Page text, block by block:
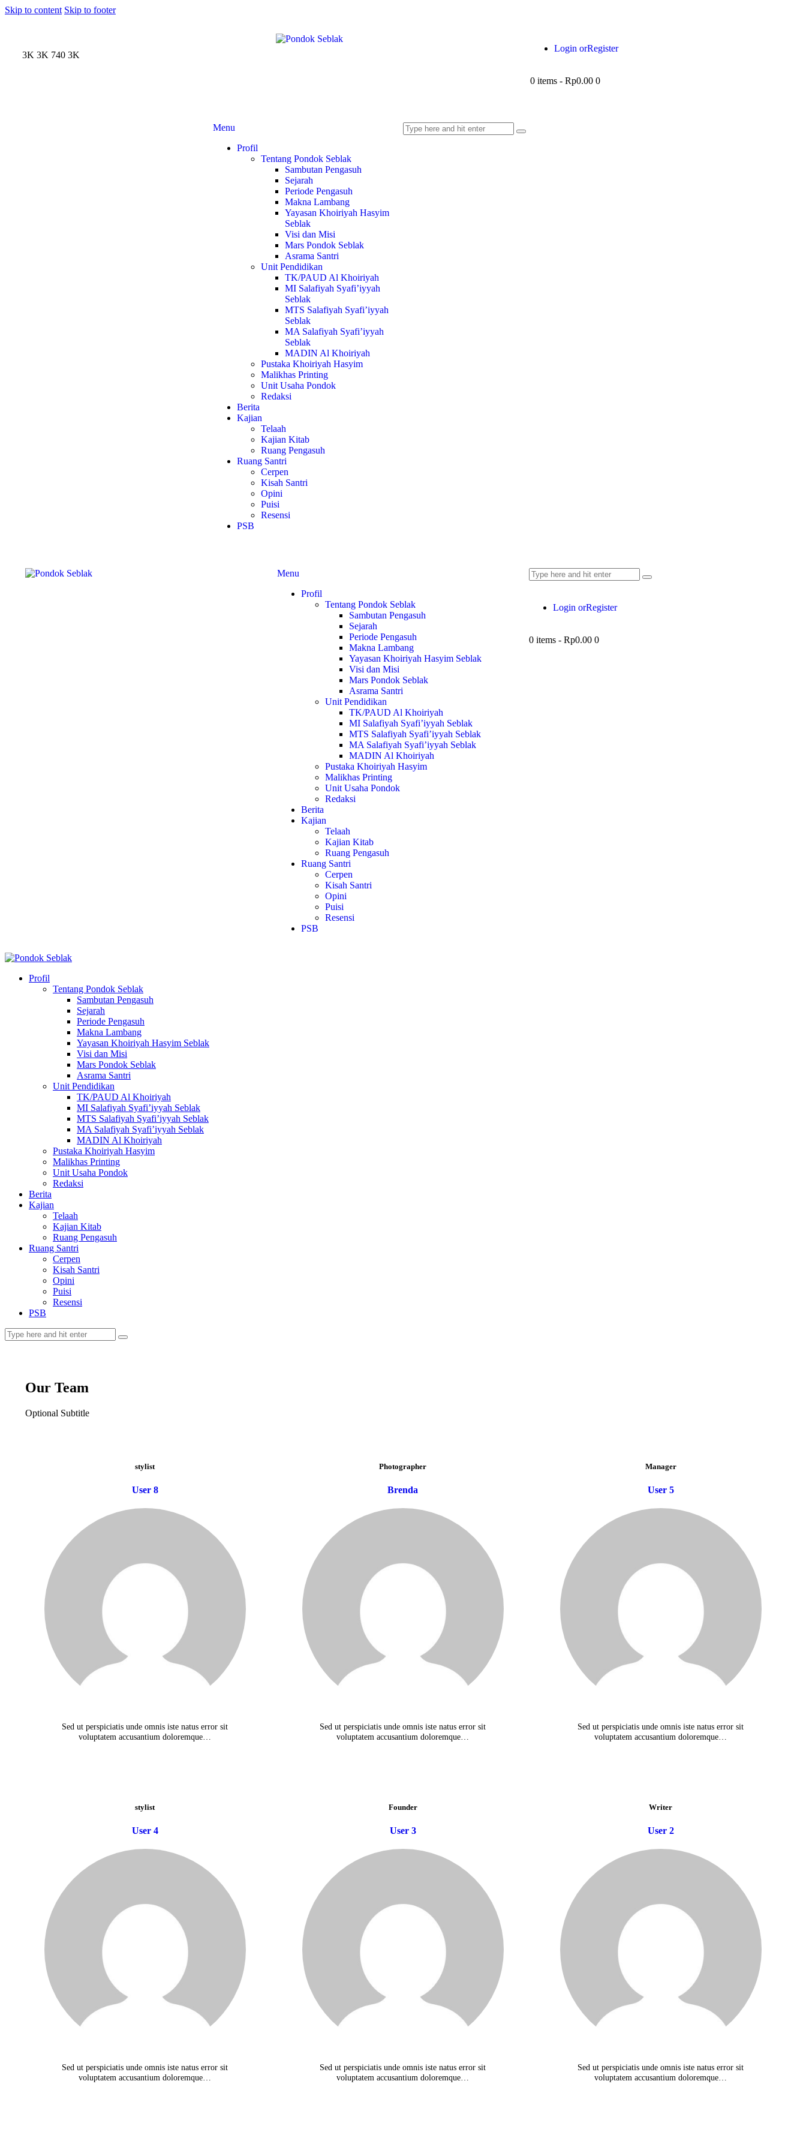
Skip to content Skip to footer
3K 3K 740 3K
Login orRegister
0 items- Rp0.00 0
Menu
Profil
Tentang Pondok Seblak
Sambutan Pengasuh
Sejarah
Periode Pengasuh
Makna Lambang
Yayasan Khoiriyah Hasyim
Seblak
Visi dan Misi
Mars Pondok Seblak
Asrama Santri
Unit Pendidikan
TK/PAUD Al Khoiriyah
MI Salafiyah Syafi’iyyah
Seblak
MTS Salafiyah Syafi’iyyah
Seblak
MA Salafiyah Syafi’iyyah
Seblak
MADIN Al Khoiriyah
Pustaka Khoiriyah Hasyim
Malikhas Printing
Unit Usaha Pondok
Redaksi
Berita
Kajian
Telaah
Kajian Kitab
Ruang Pengasuh
Ruang Santri
Cerpen
Kisah Santri
Opini
Puisi
Resensi
PSB
Menu
Profil
Tentang Pondok Seblak
Sambutan Pengasuh
Sejarah
Periode Pengasuh
Makna Lambang
Yayasan Khoiriyah Hasyim Seblak
Visi dan Misi
Mars Pondok Seblak
Asrama Santri
Unit Pendidikan
TK/PAUD Al Khoiriyah
MI Salafiyah Syafi’iyyah Seblak
MTS Salafiyah Syafi’iyyah Seblak
MA Salafiyah Syafi’iyyah Seblak
MADIN Al Khoiriyah
Pustaka Khoiriyah Hasyim
Malikhas Printing
Unit Usaha Pondok
Redaksi
Berita
Kajian
Telaah
Kajian Kitab
Ruang Pengasuh
Ruang Santri
Cerpen
Kisah Santri
Opini
Puisi
Resensi
PSB
Login orRegister
0 items- Rp0.00 0
Profil
Tentang Pondok Seblak
Sambutan Pengasuh
Sejarah
Periode Pengasuh
Makna Lambang
Yayasan Khoiriyah Hasyim Seblak
Visi dan Misi
Mars Pondok Seblak
Asrama Santri
Unit Pendidikan
TK/PAUD Al Khoiriyah
MI Salafiyah Syafi’iyyah Seblak
MTS Salafiyah Syafi’iyyah Seblak
MA Salafiyah Syafi’iyyah Seblak
MADIN Al Khoiriyah
Pustaka Khoiriyah Hasyim
Malikhas Printing
Unit Usaha Pondok
Redaksi
Berita
Kajian
Telaah
Kajian Kitab
Ruang Pengasuh
Ruang Santri
Cerpen
Kisah Santri
Opini
Puisi
Resensi
PSB
Our Team
Optional Subtitle
stylist
User 8
Sed ut perspiciatis unde omnis iste natus error sit
voluptatem accusantium doloremque…
Photographer
Brenda
Sed ut perspiciatis unde omnis iste natus error sit
voluptatem accusantium doloremque…
Manager
User 5
Sed ut perspiciatis unde omnis iste natus error sit
voluptatem accusantium doloremque…
stylist
User 4
Sed ut perspiciatis unde omnis iste natus error sit
voluptatem accusantium doloremque…
Founder
User 3
Sed ut perspiciatis unde omnis iste natus error sit
voluptatem accusantium doloremque…
Writer
User 2
Sed ut perspiciatis unde omnis iste natus error sit
voluptatem accusantium doloremque…